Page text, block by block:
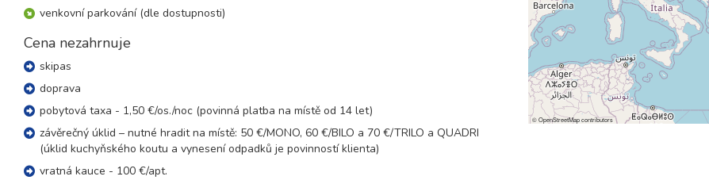
sobota - sobota
46 200 Kč
20.02. - 27.02.27
43 100 Kč
sobota - sobota
38 500 Kč
březen 2027
06.03. - 13.03.27
sobota - sobota
venkovní parkování (dle dostupnosti)
Cena nezahrnuje
skipas
doprava
pobytová taxa - 1,50 €/os./noc (povinná platba na místě od 14 let)
závěrečný úklid – nutné hradit na místě: 50 €/MONO, 60 €/BILO a 70 €/TRILO a QUADRI
(úklid kuchyňského koutu a vynesení odpadků je povinností klienta)
vratná kauce - 100 €/apt.
©OpenStreetMapcontributors